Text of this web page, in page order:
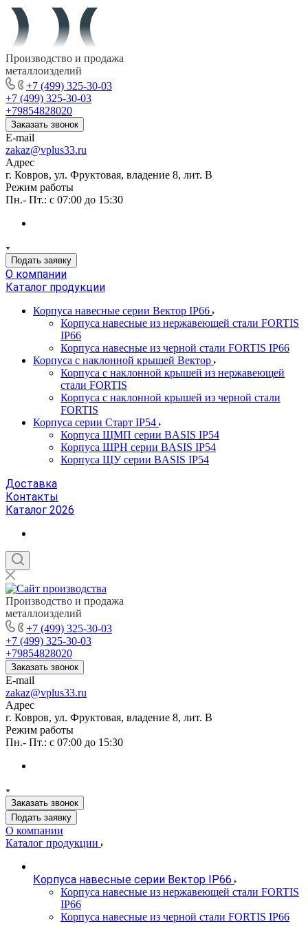
Производство и продажа
металлоизделий
+7 (499) 325-30-03
+7 (499) 325-30-03
+79854828020
Заказать звонок
E-mail
zakaz@vplus33.ru
Адрес
г. Ковров, ул. Фруктовая, владение 8, лит. В
Режим работы
Пн.- Пт.: с 07:00 до 15:30
Подать заявку
О компании
Каталог продукции
Корпуса навесные серии Вектор IP66
Корпуса навесные из нержавеющей стали FORTIS
IP66
Корпуса навесные из черной стали FORTIS IP66
Корпуса с наклонной крышей Вектор
Корпуса с наклонной крышей из нержавеющей
стали FORTIS
Корпуса с наклонной крышей из черной стали
FORTIS
Корпуса серии Старт IP54
Корпуса ЩМП серии BASIS IP54
Корпуса ЩРН серии BASIS IP54
Корпуса ЩУ серии BASIS IP54
Доставка
Контакты
Каталог 2026
Производство и продажа
металлоизделий
+7 (499) 325-30-03
+7 (499) 325-30-03
+79854828020
Заказать звонок
E-mail
zakaz@vplus33.ru
Адрес
г. Ковров, ул. Фруктовая, владение 8, лит. В
Режим работы
Пн.- Пт.: с 07:00 до 15:30
Заказать звонок
Подать заявку
О компании
Каталог продукции
Корпуса навесные серии Вектор IP66
Корпуса навесные из нержавеющей стали FORTIS
IP66
Корпуса навесные из черной стали FORTIS IP66